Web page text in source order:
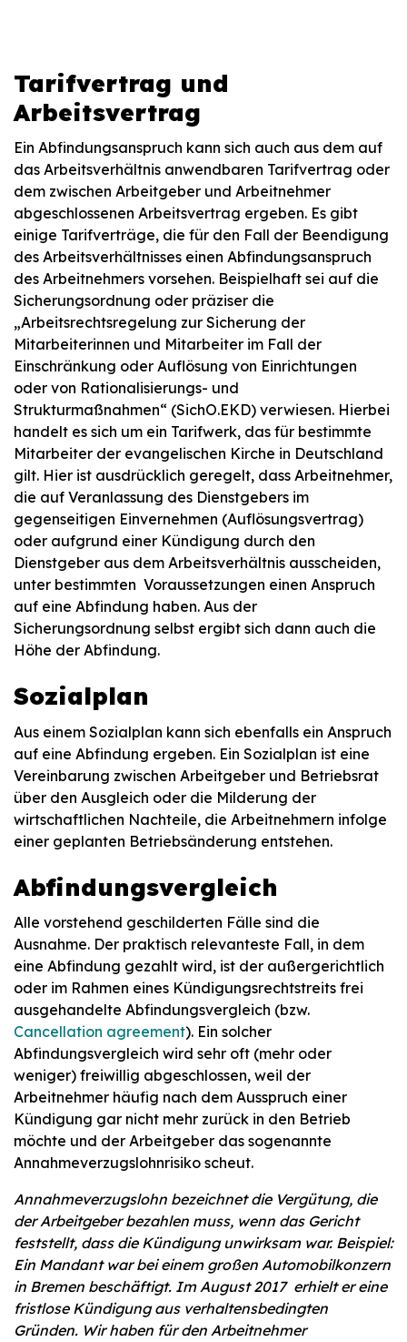
Tarifvertrag und
Arbeitsvertrag
Ein Abfindungsanspruch kann sich auch aus dem auf
das Arbeitsverhältnis anwendbaren Tarifvertrag oder
dem zwischen Arbeitgeber und Arbeitnehmer
abgeschlossenen Arbeitsvertrag ergeben. Es gibt
einige Tarifverträge, die für den Fall der Beendigung
des Arbeitsverhältnisses einen Abfindungsanspruch
des Arbeitnehmers vorsehen. Beispielhaft sei auf die
Sicherungsordnung oder präziser die
„Arbeitsrechtsregelung zur Sicherung der
Mitarbeiterinnen und Mitarbeiter im Fall der
Einschränkung oder Auflösung von Einrichtungen
oder von Rationalisierungs- und
Strukturmaßnahmen“ (SichO.EKD) verwiesen. Hierbei
handelt es sich um ein Tarifwerk, das für bestimmte
Mitarbeiter der evangelischen Kirche in Deutschland
gilt. Hier ist ausdrücklich geregelt, dass Arbeitnehmer,
die auf Veranlassung des Dienstgebers im
gegenseitigen Einvernehmen (Auflösungsvertrag)
oder aufgrund einer Kündigung durch den
Dienstgeber aus dem Arbeitsverhältnis ausscheiden,
unter bestimmten Voraussetzungen einen Anspruch
auf eine Abfindung haben. Aus der
Sicherungsordnung selbst ergibt sich dann auch die
Höhe der Abfindung.
Sozialplan
Aus einem Sozialplan kann sich ebenfalls ein Anspruch
auf eine Abfindung ergeben. Ein Sozialplan ist eine
Vereinbarung zwischen Arbeitgeber und Betriebsrat
über den Ausgleich oder die Milderung der
wirtschaftlichen Nachteile, die Arbeitnehmern infolge
einer geplanten Betriebsänderung entstehen.
Abfindungsvergleich
Alle vorstehend geschilderten Fälle sind die
Ausnahme. Der praktisch relevanteste Fall, in dem
eine Abfindung gezahlt wird, ist der außergerichtlich
oder im Rahmen eines Kündigungsrechtstreits frei
ausgehandelte Abfindungsvergleich (bzw.
Cancellation agreement). Ein solcher
Abfindungsvergleich wird sehr oft (mehr oder
weniger) freiwillig abgeschlossen, weil der
Arbeitnehmer häufig nach dem Ausspruch einer
Kündigung gar nicht mehr zurück in den Betrieb
möchte und der Arbeitgeber das sogenannte
Annahmeverzugslohnrisiko scheut.
Annahmeverzugslohn bezeichnet die Vergütung, die
der Arbeitgeber bezahlen muss, wenn das Gericht
feststellt, dass die Kündigung unwirksam war. Beispiel:
Ein Mandant war bei einem großen Automobilkonzern
in Bremen beschäftigt. Im August 2017 erhielt er eine
fristlose Kündigung aus verhaltensbedingten
Gründen. Wir haben für den Arbeitnehmer